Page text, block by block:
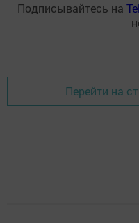
Подписывайтесь на
Перейти на